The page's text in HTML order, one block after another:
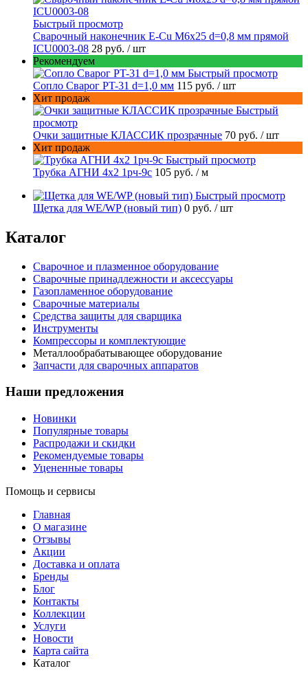
Быстрый просмотр
Сварочный наконечник E-Cu M6x25 d=0,8 мм прямой
ICU0003-08 28 руб. / шт
Рекомендуем
Быстрый просмотр
Сопло Сварог PT-31 d=1,0 мм 115 руб. / шт
Хит продаж
Быстрый
просмотр
Очки защитные КЛАССИК прозрачные 70 руб. / шт
Хит продаж
Быстрый просмотр
Трубка АГНИ 4х2 1рч-9с 105 руб. / м
Быстрый просмотр
Щетка для WE/WP (новый тип) 0 руб. / шт
Каталог
Сварочное и плазменное оборудование
Сварочные принадлежности и аксессуары
Газопламенное оборудование
Сварочные материалы
Средства защиты для сварщика
Инструменты
Компрессоры и комплектующие
Металлообрабатывающее оборудование
Запчасти для сварочных аппаратов
Наши предложения
Новинки
Популярные товары
Распродажи и скидки
Рекомендуемые товары
Уцененные товары
Помощь и сервисы
Главная
О магазине
Отзывы
Акции
Доставка и оплата
Бренды
Блог
Контакты
Коллекции
Услуги
Новости
Карта сайта
Каталог